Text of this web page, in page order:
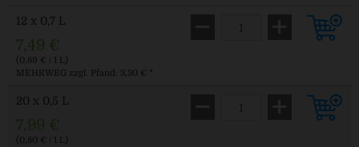
12 x 0,7 L
7,49 €
(0,89 € / 1 L)
MEHRWEG zzgl. Pfand: 3,30 € *
20 x 0,5 L
7,99 €
(0,80 € / 1 L)